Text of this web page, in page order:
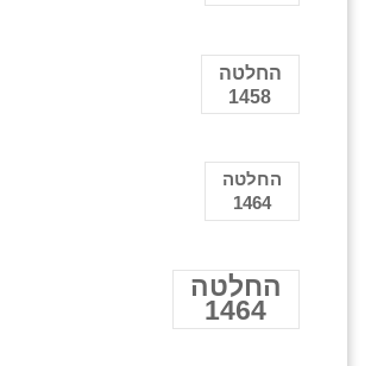
החלטה
1458
החלטה
1464
החלטה
1464